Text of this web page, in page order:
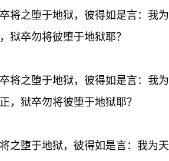
将之堕于地狱，彼得如是言：我为
狱卒勿将彼堕于地狱耶？
将之堕于地狱，彼得如是言：我为
，狱卒勿将彼堕于地狱耶？
之堕于地狱，彼得如是言：我为天